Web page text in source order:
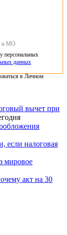
и МО
персональных
данных
в Личном
вычет при
если налоговая
мировое
акт на 30